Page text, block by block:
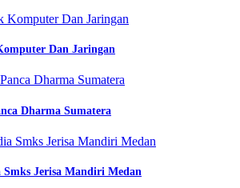
Dan Jaringan
Dharma Sumatera
Jerisa Mandiri Medan